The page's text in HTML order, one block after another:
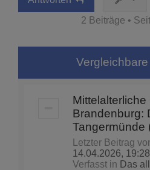
2 Beiträge •
Brandenburg:
Tangermünde
Letzter Beitrag
14.04.2026, 19:28
Verfasst in Das